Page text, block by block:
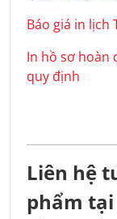
Báo giá in lịch
In hồ sơ hoàn
quy định
Liên hệ
phẩm